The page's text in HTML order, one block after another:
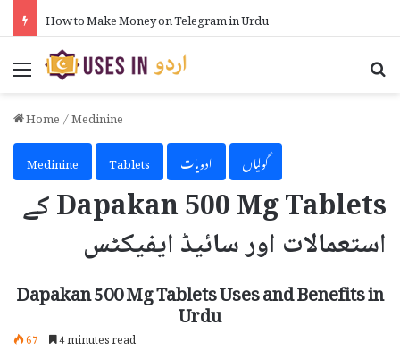
How to Make Money on Telegram in Urdu
Menu
Home/Medinine
Medinine
Tablets ادویات گولیاں
Dapakan 500 Mg Tablets کے
استعمالات اور سائیڈ ایفیکٹس
Dapakan 500 Mg Tablets Uses and Benefits in
Urdu
67 4 minutes read